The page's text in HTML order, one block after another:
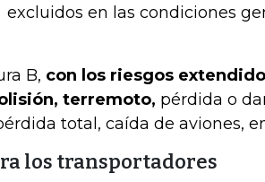
excluidos en las condiciones
B, con los riesgos
terremoto, pérdida o
total, caída de aviones,
los transportadores